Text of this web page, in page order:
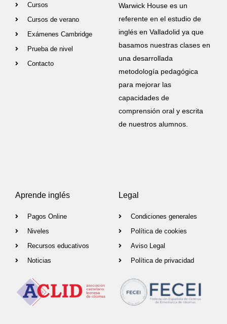
Cursos
Cursos de verano
Exámenes Cambridge
Prueba de nivel
Contacto
Warwick House es un
referente en el estudio de
inglés en Valladolid ya que
basamos nuestras clases en
una desarrollada
metodología pedagógica
para mejorar las
capacidades de
comprensión oral y escrita
de nuestros alumnos.
Aprende inglés
Pagos Online
Niveles
Recursos educativos
Noticias
Legal
Condiciones generales
Política de cookies
Aviso Legal
Política de privacidad